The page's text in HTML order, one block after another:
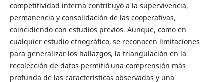
competitividad interna contribuyó a la supervivencia,
permanencia y consolidación de las cooperativas,
coincidiendo con estudios previos. Aunque, como en
cualquier estudio etnográfico, se reconocen limitaciones
para generalizar los hallazgos, la triangulación en la
recolección de datos permitió una comprensión más
profunda de las características observadas y una